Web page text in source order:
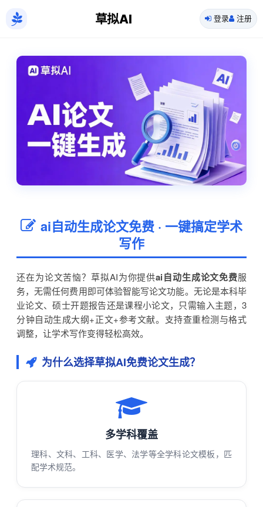
草拟AI 登录 注册
ai自动生成论文免费 · 一键搞定学术
写作
还在为论文苦恼？草拟AI为你提供ai自动生成论文免费服
务，无需任何费用即可体验智能写论文功能。无论是本科毕
业论文、硕士开题报告还是课程小论文，只需输入主题，3
分钟自动生成大纲+正文+参考文献。支持查重检测与格式
调整，让学术写作变得轻松高效。
为什么选择草拟AI免费论文生成？
多学科覆盖
理科、文科、工科、医学、法学等全学科论文模板，匹
配学术规范。